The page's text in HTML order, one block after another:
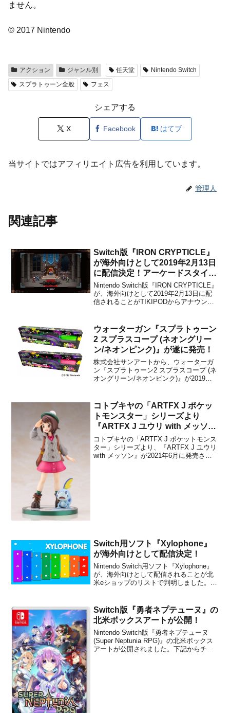
ません。
© 2017 Nintendo
アクション ジャンル別 任天堂
Nintendo Switch
スプラトゥーン全般
フェス
シェアする
X Facebook はてブ
当サイトではアフィリエイト広告を利用しています。
管理人
関連記事
Switch版『IRON CRYPTICLE』
が海外向けとして2019年2月13日
に配信決定！アーケードスタイル
の見下ろし型ツインスティックダ
ンジョンシューター
Nintendo Switch版『IRON CRYPTICLE』
が、海外向けとして2019年2月13日に配
信されることがTIKIPODからアナウンス
アーケード風の見下ろし型ツインスティ
ックダンジョンシューター...
ウォーターガン『スプラトゥーン
2 スプラスコープ (ネオングリー
ン/ネオンピンク)』が遂に発売！
株式会社サンアートから、ウォーターガ
ン『スプラトゥーン2 スプラスコープ (ネ
オングリーン/ネオンピンク)』が2019年3
品の画像や感想などが共有されているの
で、興味のある方は下記からチェック...
コトブキヤの「ARTFX J ポケッ
トモンスター」シリーズより
『ARTFX J ユウリ with メッソ
ン』が2021年6月に発売決定！予
約が開始
コトブキヤの「ARTFX J ポケットモンス
ター」シリーズより、『ARTFX J ユウリ
with メッソン』が2021年6月に発売され
Switch用ソフト『Xylophone』
が海外向けとして配信決定！
Nintendo Switch用ソフト『Xylophone』
が、海外向けとして配信されることが北
米eショップのリストで判明しました。そ
もリリースが計画されている
『Calculator』のSabec...
Switch版『勇者ネプテューヌ』の
北米ボックスアートが公開！
Nintendo Switch版『勇者ネプテューヌ
(Super Neptunia RPG)』の北米ボックス
アートが公開されました。下記からチェ